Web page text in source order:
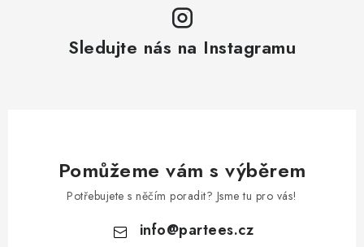
Sledujte nás na Instagramu
Pomůžeme vám s výběrem
Potřebujete s něčím poradit? Jsme tu pro vás!
info@partees.cz